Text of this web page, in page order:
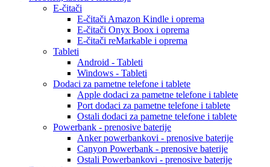
E-čitači
E-čitači Amazon Kindle i oprema
E-čitači Onyx Boox i oprema
E-čitači reMarkable i oprema
Tableti
Android - Tableti
Windows - Tableti
Dodaci za pametne telefone i tablete
Apple dodaci za pametne telefone i tablete
Port dodaci za pametne telefone i tablete
Ostali dodaci za pametne telefone i tablete
Powerbank - prenosive baterije
Anker powerbankovi - prenosive baterije
Canyon Powerbank - prenosive baterije
Ostali Powerbankovi - prenosive baterije